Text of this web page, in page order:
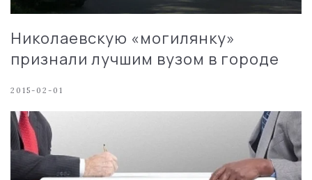
Николаевскую «могилянку»
признали лучшим вузом в городе
2015-02-01